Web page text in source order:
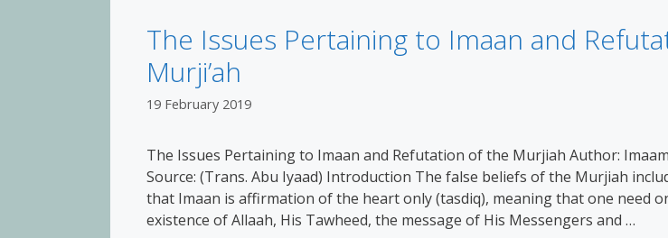
The Issues Pertaining to Imaan and
Murji’ah
19 February 2019
The Issues Pertaining to Imaan and Refutation of the Murjiah Author:
Source: (Trans. Abu Iyaad) Introduction The false beliefs of the Murjiah
that Imaan is affirmation of the heart only (tasdiq), meaning that one need
existence of Allaah, His Tawheed, the message of His Messengers and …